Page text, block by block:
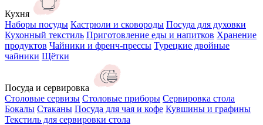
Кухня
Наборы посуды Кастрюли и сковороды Посуда для духовки
Кухонный текстиль Приготовление еды и напитков Хранение
продуктов Чайники и френч-прессы Турецкие двойные
чайники Щётки
Посуда и сервировка
Столовые сервизы Столовые приборы Сервировка стола
Бокалы Стаканы Посуда для чая и кофе Кувшины и графины
Текстиль для сервировки стола